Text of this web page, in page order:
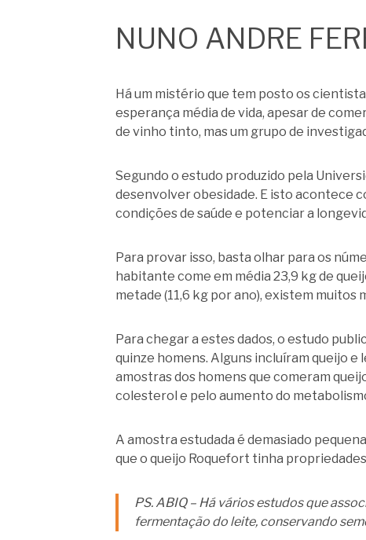
NUNO ANDRE
Há um mistério que tem posto os
esperança média de vida, apesar de
de vinho tinto, mas um grupo de
Segundo o estudo produzido pela
desenvolver obesidade. E isto acontece
condições de saúde e potenciar a
Para provar isso, basta olhar para os
habitante come em média 23,9 kg de
metade (11,6 kg por ano), existem muitos
Para chegar a estes dados, o estudo
quinze homens. Alguns incluíram queijo
amostras dos homens que comeram
colesterol e pelo aumento do
A amostra estudada é demasiado
que o queijo Roquefort tinha
PS. ABIQ – Há vários estudos que
fermentação do leite, conservando